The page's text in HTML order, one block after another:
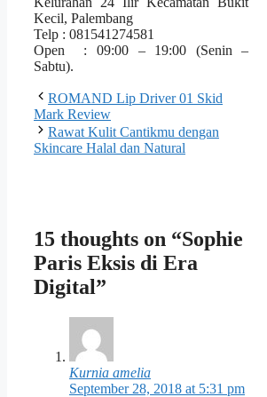
Kecil, Palembang
Telp : 081541274581
Open : 09:00 – 19:00 (Senin –
Sabtu).
ROMAND Lip Driver 01 Skid
Mark Review
Rawat Kulit Cantikmu dengan
Skincare Halal dan Natural
15 thoughts on “Sophie
Paris Eksis di Era
Digital”
Kurnia amelia
September 28, 2018 at 5:31 pm